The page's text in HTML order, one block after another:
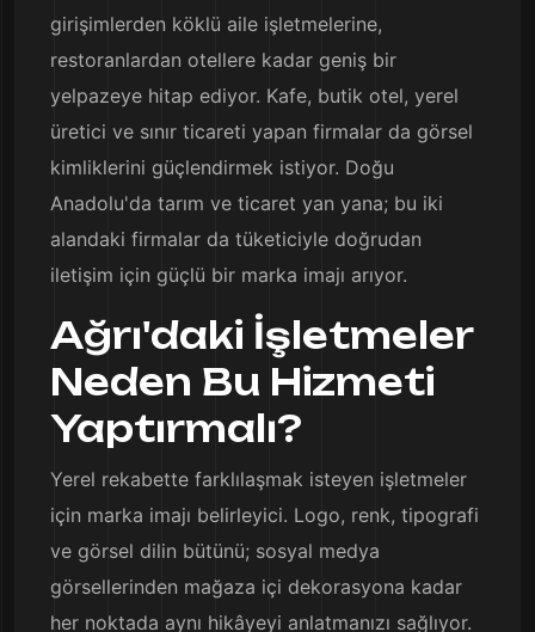
girişimlerden köklü aile işletmelerine,
restoranlardan otellere kadar geniş bir
yelpazeye hitap ediyor. Kafe, butik otel, yerel
üretici ve sınır ticareti yapan firmalar da görsel
kimliklerini güçlendirmek istiyor. Doğu
Anadolu'da tarım ve ticaret yan yana; bu iki
alandaki firmalar da tüketiciyle doğrudan
iletişim için güçlü bir marka imajı arıyor.
Ağrı'daki İşletmeler
Neden Bu Hizmeti
Yaptırmalı?
Yerel rekabette farklılaşmak isteyen işletmeler
için marka imajı belirleyici. Logo, renk, tipografi
ve görsel dilin bütünü; sosyal medya
görsellerinden mağaza içi dekorasyona kadar
her noktada aynı hikâyeyi anlatmanızı sağlıyor.